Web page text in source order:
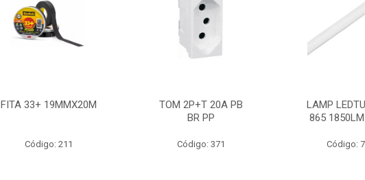
FITA 33+ 19MMX20M
Código: 211
TOM 2P+T 20A PB
BR PP
Código: 371
LAMP
865
Código: